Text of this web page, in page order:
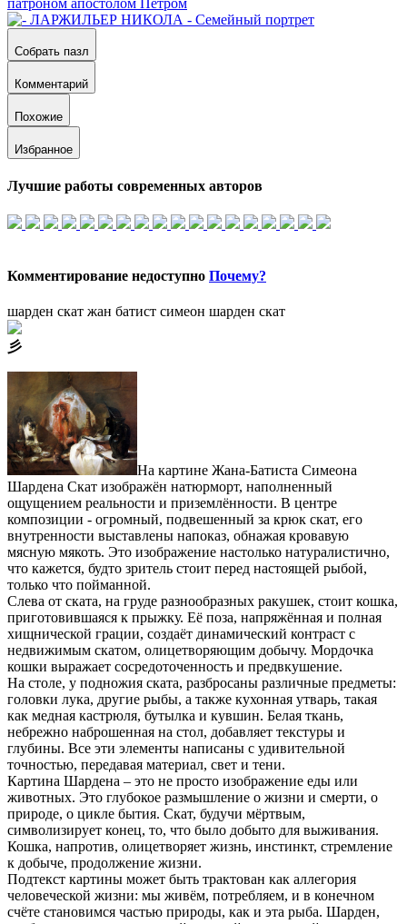
Собрать пазл
Комментарий
Похожие
Избранное
Лучшие работы современных авторов
Комментирование недоступно Почему?
шарден скат жан батист симеон шарден скат
⼺
На картине Жана-Батиста Симеона
Шардена Скат изображён натюрморт, наполненный
ощущением реальности и приземлённости. В центре
композиции - огромный, подвешенный за крюк скат, его
внутренности выставлены напоказ, обнажая кровавую
мясную мякоть. Это изображение настолько натуралистично,
что кажется, будто зритель стоит перед настоящей рыбой,
только что пойманной.
Слева от ската, на груде разнообразных ракушек, стоит кошка,
приготовившаяся к прыжку. Её поза, напряжённая и полная
хищнической грации, создаёт динамический контраст с
недвижимым скатом, олицетворяющим добычу. Мордочка
кошки выражает сосредоточенность и предвкушение.
На столе, у подножия ската, разбросаны различные предметы:
головки лука, другие рыбы, а также кухонная утварь, такая
как медная кастрюля, бутылка и кувшин. Белая ткань,
небрежно наброшенная на стол, добавляет текстуры и
глубины. Все эти элементы написаны с удивительной
точностью, передавая материал, свет и тени.
Картина Шардена – это не просто изображение еды или
животных. Это глубокое размышление о жизни и смерти, о
природе, о цикле бытия. Скат, будучи мёртвым,
символизирует конец, то, что было добыто для выживания.
Кошка, напротив, олицетворяет жизнь, инстинкт, стремление
к добыче, продолжение жизни.
Подтекст картины может быть трактован как аллегория
человеческой жизни: мы живём, потребляем, и в конечном
счёте становимся частью природы, как и эта рыба. Шарден,